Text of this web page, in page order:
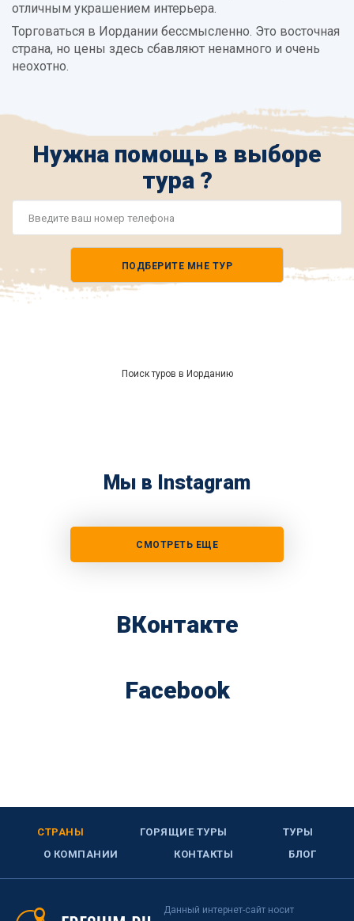
отличным украшением интерьера.
Торговаться в Иордании бессмысленно. Это восточная
страна, но цены здесь сбавляют ненамного и очень
неохотно.
Нужна помощь в выборе
тура ?
ПОДБЕРИТЕ МНЕ ТУР
Поиск туров в Иорданию
Мы в Instagram
СМОТРЕТЬ ЕЩЕ
ВКонтакте
Facebook
СТРАНЫ ГОРЯЩИЕ ТУРЫ
ТУРЫ
О КОМПАНИИ
КОНТАКТЫ БЛОГ
Данный интернет-сайт носит